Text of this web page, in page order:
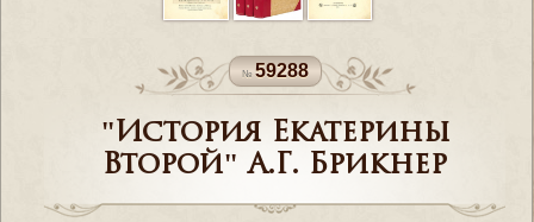
59288
"История Екатерины
Второй" А.Г. Брикнер